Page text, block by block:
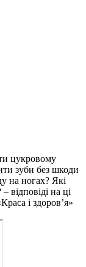
цукровому
зуби без шкоди
на ногах? Які
відповіді на ці
і здоров’я»